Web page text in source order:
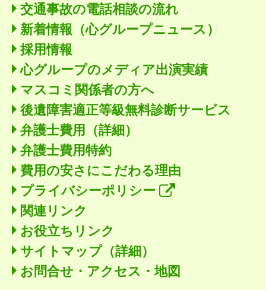
交通事故の電話相談の流れ
新着情報 （心グループニュース）
採用情報
心グループのメディア出演実績
マスコミ関係者の方へ
後遺障害適正等級無料診断サービス
弁護士費用（詳細）
弁護士費用特約
費用の安さにこだわる理由
プライバシーポリシー
関連リンク
お役立ちリンク
サイトマップ（詳細）
お問合せ・アクセス・地図